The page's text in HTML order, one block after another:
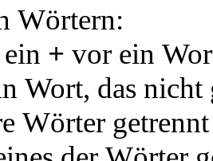
Wörtern:
+ vor ein
Wort, das nicht
Wörter